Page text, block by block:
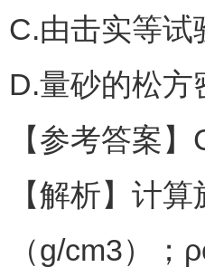
C.由击实等试
D.量砂的松方
【参考答案】
【解析】计
（g/cm3）